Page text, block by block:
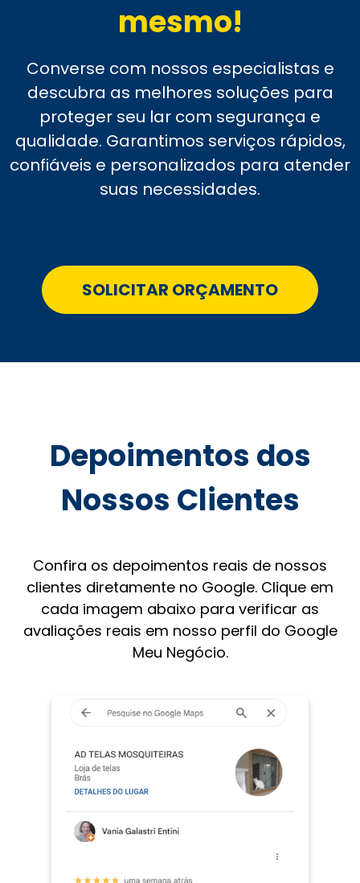
mesmo!
Converse com nossos especialistas e
descubra as melhores soluções para
proteger seu lar com segurança e
qualidade. Garantimos serviços rápidos,
confiáveis e personalizados para atender
suas necessidades.
SOLICITAR ORÇAMENTO
Depoimentos dos
Nossos Clientes
Confira os depoimentos reais de nossos
clientes diretamente no Google. Clique em
cada imagem abaixo para verificar as
avaliações reais em nosso perfil do Google
Meu Negócio.